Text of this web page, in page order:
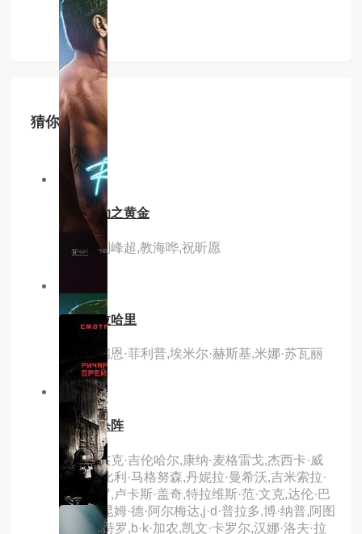
猜你喜欢
3.0分 hd
扫黑行动之黄金
主演：刘峰超,教海哗,祝昕愿
逃出卡拉哈里
主演：瑞恩·菲利普,埃米尔·赫斯基,米娜·苏瓦丽
4.0分 hd
新威龙杀阵
主演：杰克·吉伦哈尔,康纳·麦格雷戈,杰西卡·威
廉姆斯,比利·马格努森,丹妮拉·曼希沃,吉米索拉·
艾库美罗,卢卡斯·盖奇,特拉维斯·范·文克,达伦·巴
内特,乔昆姆·德·阿尔梅达,j·d·普拉多,博·纳普,阿图
罗·卡斯特罗,b·k·加农,凯文·卡罗尔,汉娜·洛夫·拉